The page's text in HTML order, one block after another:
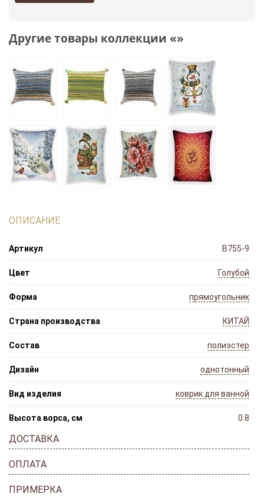
Другие товары коллекции «»
ОПИСАНИЕ
Артикул B755-9
Цвет Голубой
Форма прямоугольник
Страна производства КИТАЙ
Состав полиэстер
Дизайн однотонный
Вид изделия коврик для ванной
Высота ворса, см 0.8
ДОСТАВКА
ОПЛАТА
ПРИМЕРКА